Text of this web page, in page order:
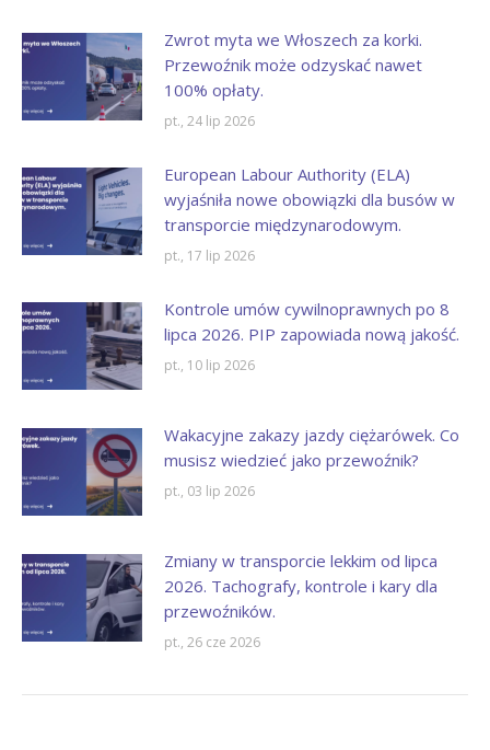
Zwrot myta we Włoszech za korki.
Przewoźnik może odzyskać nawet
100% opłaty.
pt., 24 lip 2026
European Labour Authority (ELA)
wyjaśniła nowe obowiązki dla busów w
transporcie międzynarodowym.
pt., 17 lip 2026
Kontrole umów cywilnoprawnych po 8
lipca 2026. PIP zapowiada nową jakość.
pt., 10 lip 2026
Wakacyjne zakazy jazdy ciężarówek. Co
musisz wiedzieć jako przewoźnik?
pt., 03 lip 2026
Zmiany w transporcie lekkim od lipca
2026. Tachografy, kontrole i kary dla
przewoźników.
pt., 26 cze 2026